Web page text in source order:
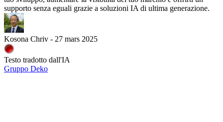
supporto senza eguali grazie a soluzioni IA di ultima generazione.
Kosona Chriv - 27 mars 2025
Testo tradotto dall'IA
Gruppo Deko